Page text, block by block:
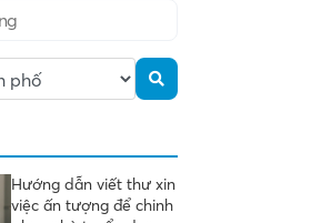
Hướng dẫn viết thư xin
việc ấn tượng để chinh